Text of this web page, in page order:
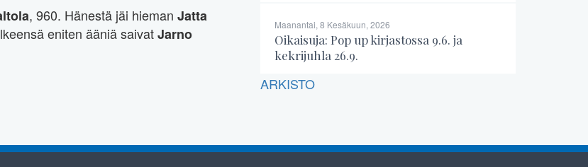
, 960. Hänestä jäi hieman Jatta
eniten ääniä saivatJarno
Maanantai, 8 Kesäkuun, 2026
Oikaisuja: Pop up kirjastossa 9.6. ja
kekrijuhla 26.9.
ARKISTO